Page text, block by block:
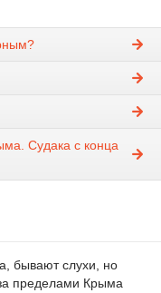
Судака с конца
бывают слухи, но
пределами Крыма